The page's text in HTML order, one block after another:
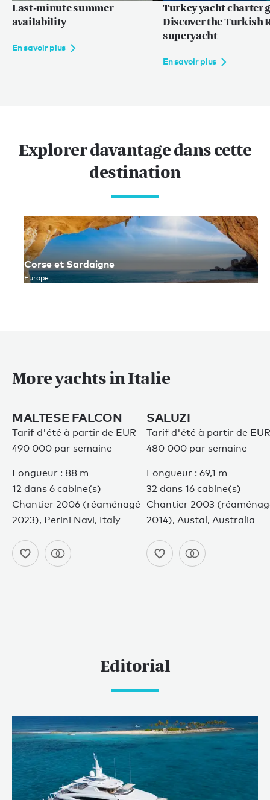
Last-minute summer
availability
En savoir plus
Turkey yacht charter
Discover the Turkish
superyacht
En savoir plus
Explorer davantage dans cette
destination
Corse et Sardaigne
Europe
More yachts in Italie
MALTESE FALCON
Tarif d'été à partir de EUR
490 000 par semaine
Longueur : 88 m
12 dans 6 cabine(s)
Chantier 2006 (réaménagé
2023), Perini Navi, Italy
SALUZI
Tarif d'été à partir de EUR
480 000 par semaine
Longueur : 69,1 m
32 dans 16 cabine(s)
Chantier 2003
2014), Austal, Australia
Editorial